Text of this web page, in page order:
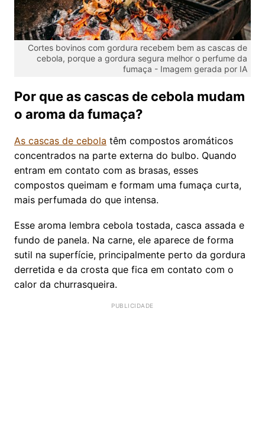
Cortes bovinos com gordura recebem bem as cascas de
cebola, porque a gordura segura melhor o perfume da
fumaça - Imagem gerada por IA
Por que as cascas de cebola mudam
o aroma da fumaça?
As cascas de cebola têm compostos aromáticos
concentrados na parte externa do bulbo. Quando
entram em contato com as brasas, esses
compostos queimam e formam uma fumaça curta,
mais perfumada do que intensa.
Esse aroma lembra cebola tostada, casca assada e
fundo de panela. Na carne, ele aparece de forma
sutil na superfície, principalmente perto da gordura
derretida e da crosta que fica em contato com o
calor da churrasqueira.